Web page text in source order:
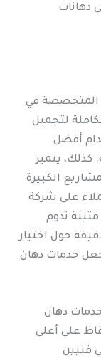
دهانات
المتخصصة في
لتجميل
أفضل
كذلك، يتميز
الكبيرة
على شركة
تدوم
حول اختيار
خدمات دهان
دهان
على أعلى
فنيين